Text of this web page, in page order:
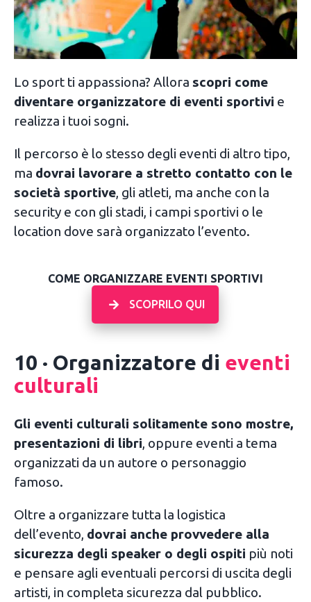
Lo sport ti appassiona? Allora scopri come
diventare organizzatore di eventi sportivi e
realizza i tuoi sogni.
Il percorso è lo stesso degli eventi di altro tipo,
ma dovrai lavorare a stretto contatto con le
società sportive, gli atleti, ma anche con la
security e con gli stadi, i campi sportivi o le
location dove sarà organizzato l’evento.
COME ORGANIZZARE EVENTI SPORTIVI
SCOPRILO QUI
10 · Organizzatore di eventi
culturali
Gli eventi culturali solitamente sono mostre,
presentazioni di libri, oppure eventi a tema
organizzati da un autore o personaggio
famoso.
Oltre a organizzare tutta la logistica
dell’evento, dovrai anche provvedere alla
sicurezza degli speaker o degli ospiti più noti
e pensare agli eventuali percorsi di uscita degli
artisti, in completa sicurezza dal pubblico.